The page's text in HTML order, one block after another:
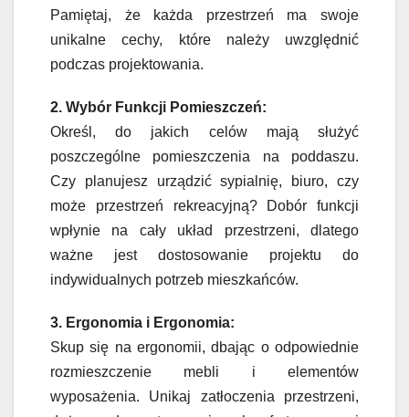
Pamiętaj, że każda przestrzeń ma swoje
unikalne cechy, które należy uwzględnić
podczas projektowania.
2. Wybór Funkcji Pomieszczeń:
Określ, do jakich celów mają służyć
poszczególne pomieszczenia na poddaszu.
Czy planujesz urządzić sypialnię, biuro, czy
może przestrzeń rekreacyjną? Dobór funkcji
wpłynie na cały układ przestrzeni, dlatego
ważne jest dostosowanie projektu do
indywidualnych potrzeb mieszkańców.
3. Ergonomia i Ergonomia:
Skup się na ergonomii, dbając o odpowiednie
rozmieszczenie mebli i elementów
wyposażenia. Unikaj zatłoczenia przestrzeni,